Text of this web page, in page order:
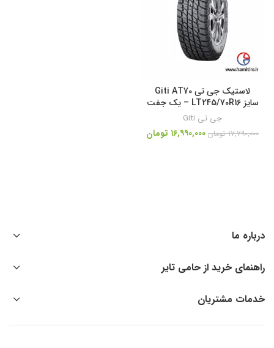
لاستیک جی تی Giti AT70
سایز LT245/70R16 – یک جفت
جی تی Giti
۱۷,۷۹۰,۰۰۰ تومان ۱۶,۹۹۰,۰۰۰ تومان
درباره ما
راهنمای خرید از حامی تایر
خدمات مشتریان